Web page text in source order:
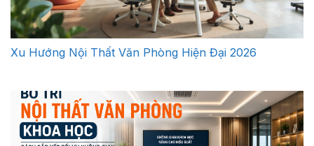
Xu Hướng Nội Thất Văn Phòng Hiện Đại 2026